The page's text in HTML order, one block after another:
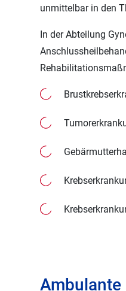
unmittelbar in den
In der Abteilung
Ambulante